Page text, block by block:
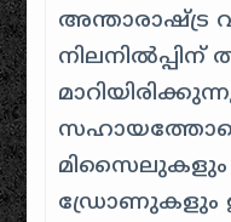
അന്താരാഷ്ട്ര
നിലനിൽപ്പിന്
സഹായത്തോടെ
മിസൈലുകളും
ഡ്രോണുകളും